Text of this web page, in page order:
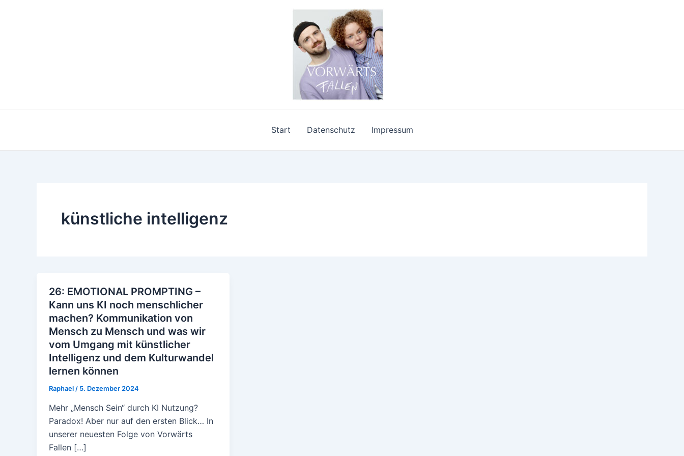
Start Datenschutz Impressum
künstliche intelligenz
26: EMOTIONAL PROMPTING –
Kann uns KI noch menschlicher
machen? Kommunikation von
Mensch zu Mensch und was wir
vom Umgang mit künstlicher
Intelligenz und dem Kulturwandel
lernen können
Raphael / 5. Dezember 2024
Mehr „Mensch Sein“ durch KI Nutzung?
Paradox! Aber nur auf den ersten Blick… In
unserer neuesten Folge von Vorwärts
Fallen […]